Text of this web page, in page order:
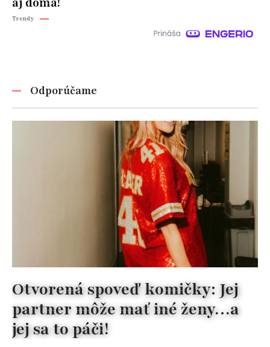
Trendy
Odporúčame
Otvorená spoveď komičky: Jej
partner môže mať iné ženy…a
jej sa to páči!